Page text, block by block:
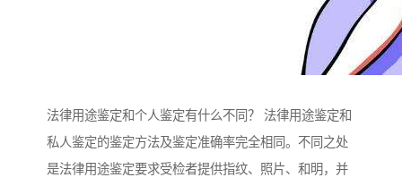
法律用途鉴定和个人鉴定有什么不同？ 法律用途鉴定和
私人鉴定的鉴定方法及鉴定准确率完全相同。不同之处
是法律用途鉴定要求受检者提供指纹、照片、和明，并